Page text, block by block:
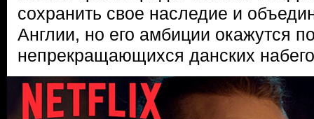
сохранить свое наследие и
Англии, но его амбиции окажутся
непрекращающихся данских